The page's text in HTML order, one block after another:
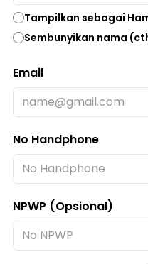
Tampilkan sebagai
Sembunyikan nama
Email
No Handphone
NPWP (Opsional)